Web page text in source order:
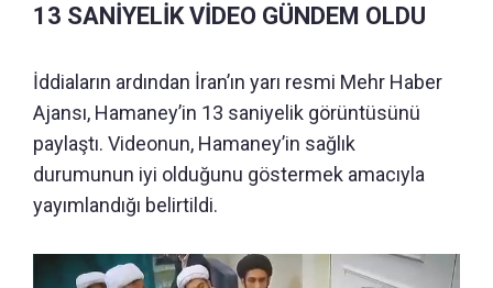
13 SANİYELİK VİDEO GÜNDEM OLDU
İddiaların ardından İran’ın yarı resmi Mehr Haber
Ajansı, Hamaney’in 13 saniyelik görüntüsünü
paylaştı. Videonun, Hamaney’in sağlık
durumunun iyi olduğunu göstermek amacıyla
yayımlandığı belirtildi.